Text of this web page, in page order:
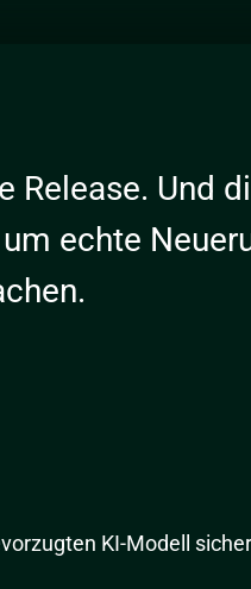
Und
echte
KI-Modell